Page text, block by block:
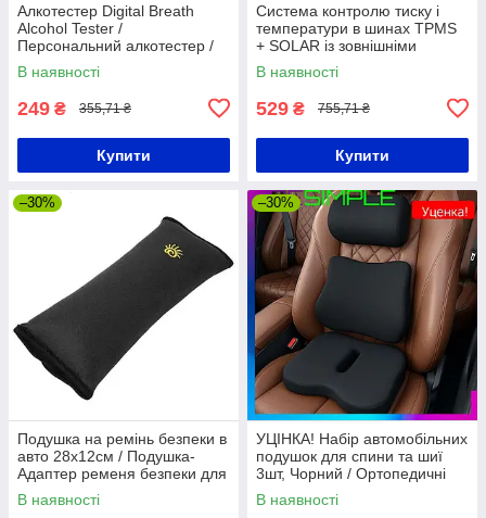
Алкотестер Digital Breath
Alcohol Tester /
Персональний алкотестер /
Алкометр
В наявності
249 ₴ 355,71 ₴
Купити
Система контролю тиску і
температури в шинах TPMS
+ SOLAR із зовнішніми
датчиками і сонячною
панеллю
В наявності
529 ₴ 755,71 ₴
Купити
–30%
Подушка на ремінь безпеки в
авто 28х12см / Подушка-
Адаптер ременя безпеки для
дітей
В наявності
–30%
УЦІНКА! Набір автомобільних
подушок для спини та шиї
3шт, Чорний / Ортопедичні
подушки для водія / Подушка
для попереку
В наявності